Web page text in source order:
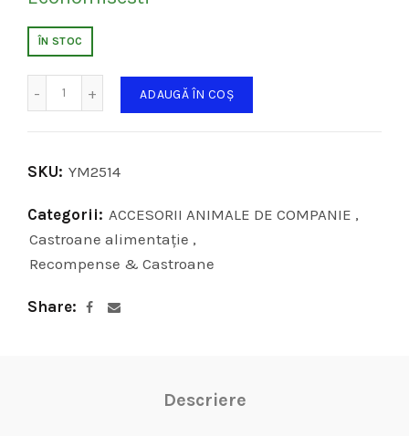
ÎN STOC
ADAUGĂ ÎN COȘ
SKU: YM2514
Categorii: ACCESORII ANIMALE DE COMPANIE ,
Castroane alimentaţie ,
Recompense & Castroane
Share
Descriere